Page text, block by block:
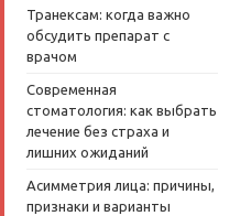
Транексам: когда важно
обсудить препарат с
врачом
Современная
стоматология: как выбрать
лечение без страха и
лишних ожиданий
Асимметрия лица: причины,
признаки и варианты